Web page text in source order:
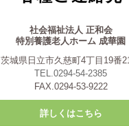
社会福祉法人 正和会
特別養護老人ホーム 成華園
茨城県日立市久慈町4丁目19番
TEL.0294-54-2385
FAX.0294-53-9222
詳しくはこちら